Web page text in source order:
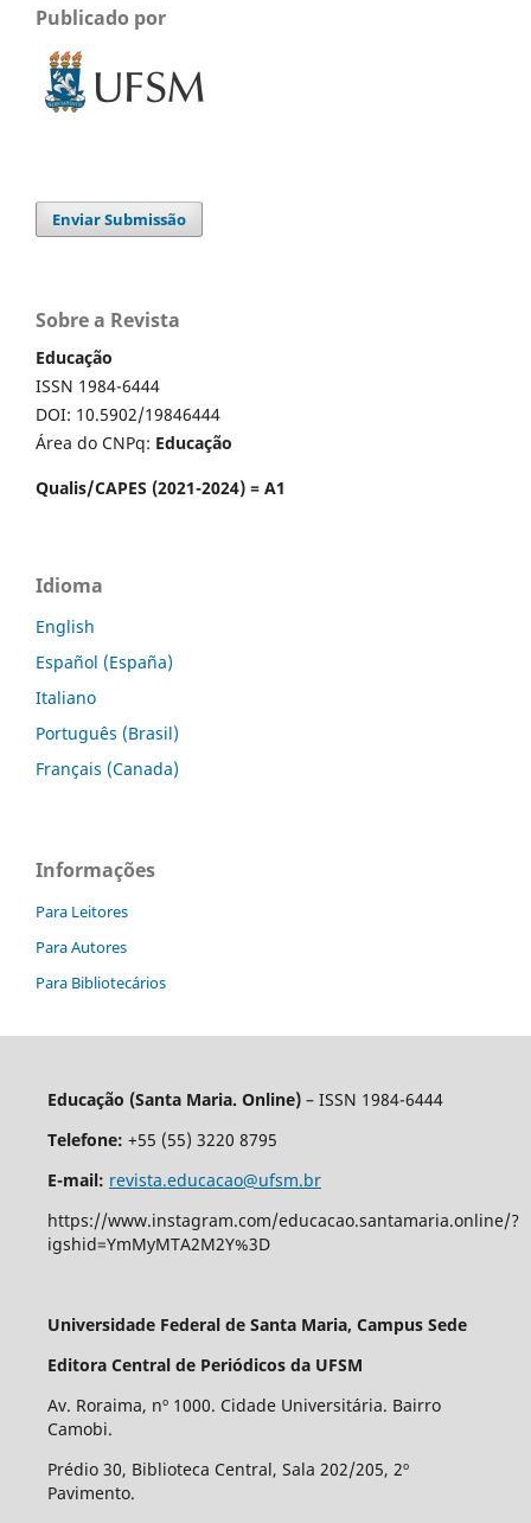
Publicado por
Enviar Submissão
Sobre a Revista
Educação
ISSN 1984-6444
DOI: 10.5902/19846444
Área do CNPq: Educação
Qualis/CAPES (2021-2024) = A1
Idioma
English
Español (España)
Italiano
Português (Brasil)
Français (Canada)
Informações
Para Leitores
Para Autores
Para Bibliotecários
Educação (Santa Maria. Online) – ISSN 1984-6444
Telefone: +55 (55) 3220 8795
E-mail: revista.educacao@ufsm.br
https://www.instagram.com/educacao.santamaria.online/?
igshid=YmMyMTA2M2Y%3D
Universidade Federal de Santa Maria, Campus Sede
Editora Central de Periódicos da UFSM
Av. Roraima, nº 1000. Cidade Universitária. Bairro
Camobi.
Prédio 30, Biblioteca Central, Sala 202/205, 2º
Pavimento.